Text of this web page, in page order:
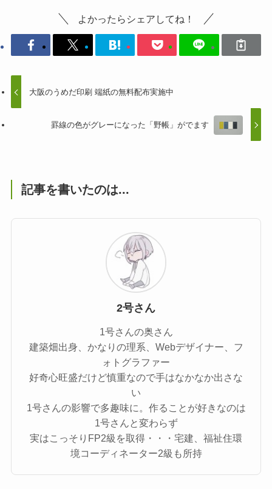
よかったらシェアしてね！
大阪のうめだ印刷 端紙の無料配布実施中
罫線の色がグレーになった「野帳」がでます
記事を書いたのは...
2号さん
1号さんの奥さん
建築畑出身、かなりの理系、Webデザイナー、フ
ォトグラファー
好奇心旺盛だけど慎重なので手はなかなか出さな
い
1号さんの影響で多趣味に。作ることが好きなのは
1号さんと変わらず
実はこっそりFP2級を取得・・・宅建、福祉住環
境コーディネーター2級も所持